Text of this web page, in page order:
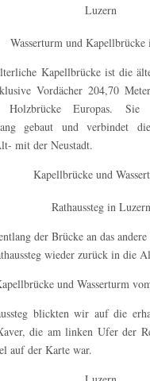
Kapellbrücke ist die
Vordächer 204,70
Holzbrücke Europas.
gebaut und verbindet
mit der Neustadt.
der Brücke an das
wieder zurück in die
blickten wir auf die
die am linken Ufer der
auf der Karte war.